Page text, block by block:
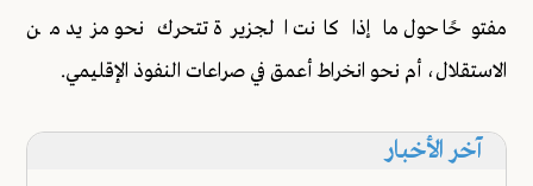
مفتوحًا حول ما إذا كانت الجزيرة تتحرك نحو مزيد من
الاستقلال، أم نحو انخراط أعمق في صراعات النفوذ الإقليمي.
آخر الأخبار